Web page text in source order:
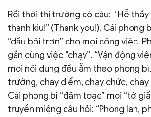
Rồi thời thị trường có câu: “Hễ thấy
thanh kiu!” (Thank you!). Cái phong
“dầu bôi trơn” cho mọi công việc.
gắn cùng việc “chạy”. “Vận động
mọi nội dung đều ẵm theo phong
trường, chạy điểm, chạy chức,
Cái phong bì “đâm toạc” mọi “tờ
truyền miệng câu hỏi: “Phong lan,